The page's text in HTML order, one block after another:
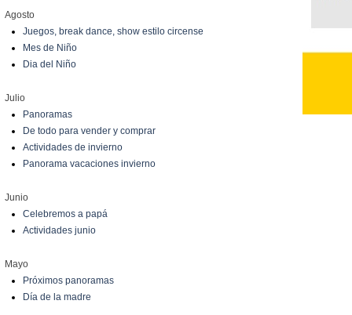
Agosto
Juegos, break dance, show estilo circense
Mes de Niño
Dia del Niño
Julio
Panoramas
De todo para vender y comprar
Actividades de invierno
Panorama vacaciones invierno
Junio
Celebremos a papá
Actividades junio
Mayo
Próximos panoramas
Día de la madre